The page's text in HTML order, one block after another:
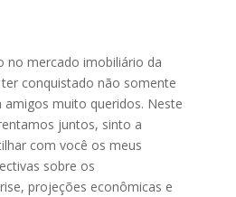
no mercado imobiliário da
conquistado não somente
muito queridos. Neste
juntos, sinto a
com você os meus
sobre os
projeções econômicas e